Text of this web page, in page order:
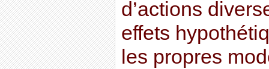
d’actions
effets
les propres